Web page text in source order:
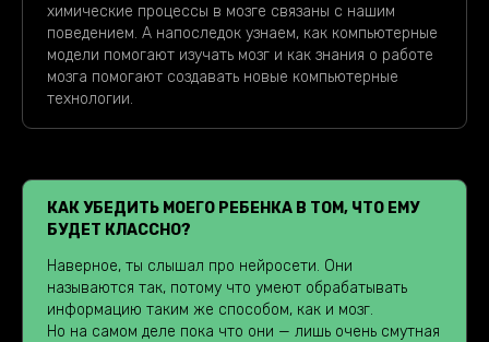
химические процессы в мозге связаны с нашим
поведением. А напоследок узнаем, как компьютерные
модели помогают изучать мозг и как знания о работе
мозга помогают создавать новые компьютерные
технологии.
КАК УБЕДИТЬ МОЕГО РЕБЕНКА В ТОМ, ЧТО ЕМУ
БУДЕТ КЛАССНО?
Наверное, ты слышал про нейросети. Они
называются так, потому что умеют обрабатывать
информацию таким же способом, как и мозг.
Но на самом деле пока что они — лишь очень смутная